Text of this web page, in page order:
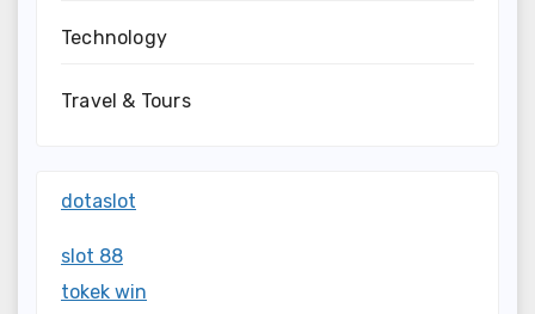
Technology
Travel & Tours
dotaslot
slot 88
tokek win